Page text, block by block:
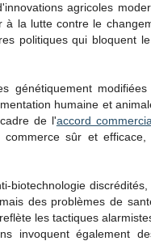
agricoles
à la lutte contre le
politiques qui bloquent
génétiquement
humaine et
de l'accord
sûr et
biotechnologie
des problèmes de
les tactiques
invoquent également